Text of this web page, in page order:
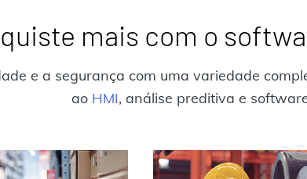
mais com o
e a segurança com uma variedade
ao HMI, análise preditiva e